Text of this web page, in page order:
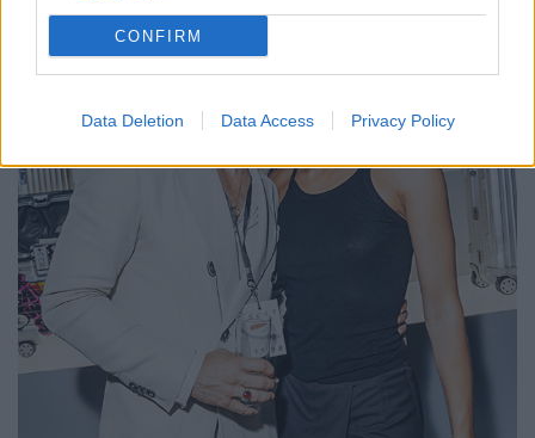
CONFIRM
Data Deletion Data Access Privacy Policy